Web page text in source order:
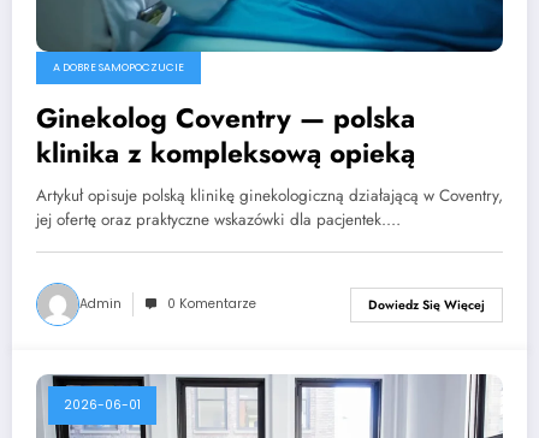
A DOBRE SAMOPOCZUCIE
Ginekolog Coventry — polska
klinika z kompleksową opieką
Artykuł opisuje polską klinikę ginekologiczną działającą w Coventry,
jej ofertę oraz praktyczne wskazówki dla pacjentek.…
Admin 0 Komentarze Dowiedz Się Więcej
2026-06-01